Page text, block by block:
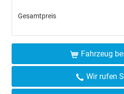
Gesamtpreis
Fahrzeug
Wir rufen